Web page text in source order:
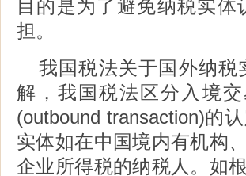
目的是为了避免纳税实
担。
我国税法关于国外纳
解，我国税法区分入境交
(outbound transaction)的
实体如在中国境内有机构
企业所得税的纳税人。如